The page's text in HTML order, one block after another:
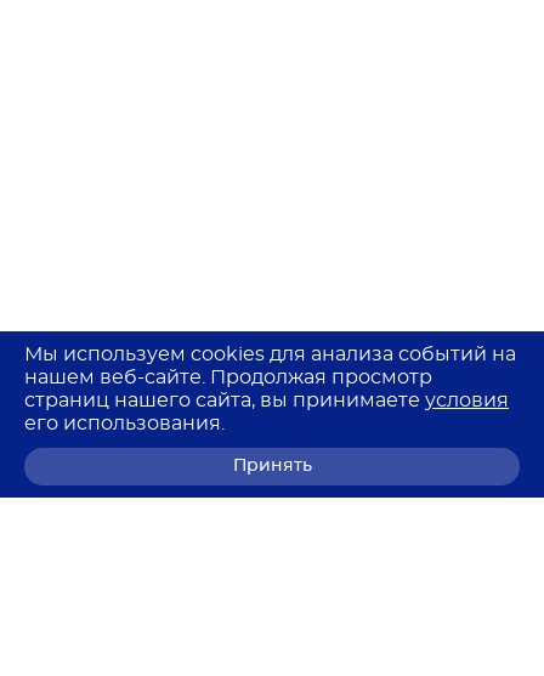
Мы используем cookies для анализа событий на
нашем веб-сайте. Продолжая просмотр
страниц нашего сайта, вы принимаете условия
его использования.
Принять